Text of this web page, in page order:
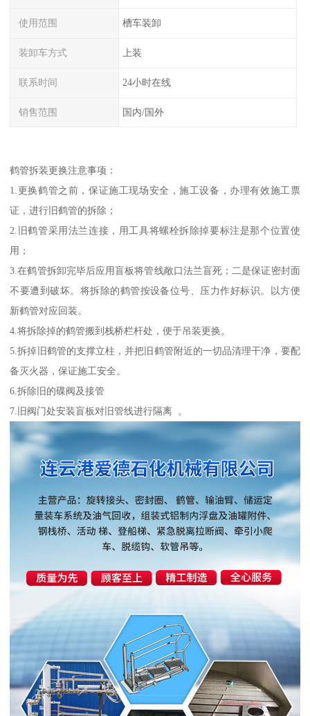
使用范围 槽车装卸
装卸车方式 上装
联系时间 24小时在线
销售范围 国内/国外
鹤管拆装更换注意事项：
1.更换鹤管之前，保证施工现场安全，施工设备，办理有效施工票
证，进行旧鹤管的拆除；
2.旧鹤管采用法兰连接，用工具将螺栓拆除掉要标注是那个位置使
用；
3.在鹤管拆卸完毕后应用盲板将管线敞口法兰盲死；二是保证密封面
不要遭到破坏。将拆除的鹤管按设备位号、压力作好标识。以方便
新鹤管对应回装。
4.将拆除掉的鹤管搬到栈桥栏杆处，便于吊装更换。
5.拆掉旧鹤管的支撑立柱，并把旧鹤管附近的一切品清理干净，要配
备灭火器，保证施工安全。
6.拆除旧的碟阀及接管
7.旧阀门处安装盲板对旧管线进行隔离 。